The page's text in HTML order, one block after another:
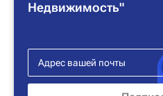
Недвижимость"